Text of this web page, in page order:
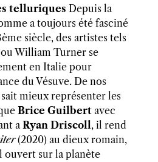
telluriques Depuis la
a toujours été fasciné
siècle, des artistes tels
William Turner se
en Italie pour
du Vésuve. De nos
mieux représenter les
Brice Guilbert avec
aRyan Driscoll, il rend
(2020) au dieux romain,
sur la planète